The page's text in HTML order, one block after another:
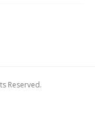
Reserved.